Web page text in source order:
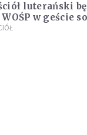
luterański
w geście